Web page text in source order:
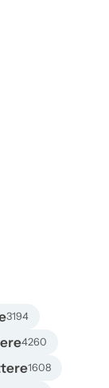
3194
4260
1608